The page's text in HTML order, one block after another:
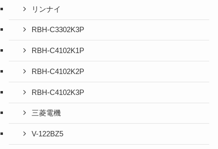
リンナイ
RBH-C3302K3P
RBH-C4102K1P
RBH-C4102K2P
RBH-C4102K3P
三菱電機
V-122BZ5